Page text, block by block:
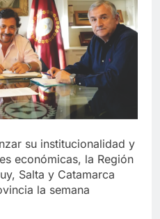
su institucionalidad y
económicas, la Región
Salta y Catamarca
la semana